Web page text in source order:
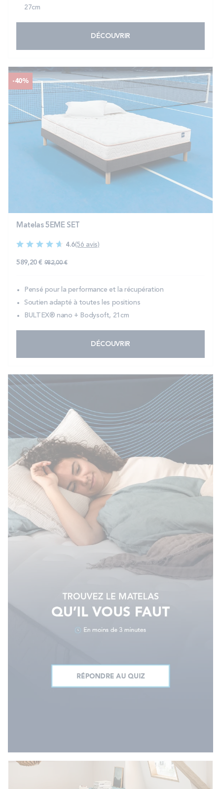
27cm
DÉCOUVRIR
-40%
Matelas 5EME SET
4.6(56 avis)
589,20 € 982,00 €
Pensé pour la performance et la récupération
Soutien adapté à toutes les positions
BULTEX® nano + Bodysoft, 21cm
DÉCOUVRIR